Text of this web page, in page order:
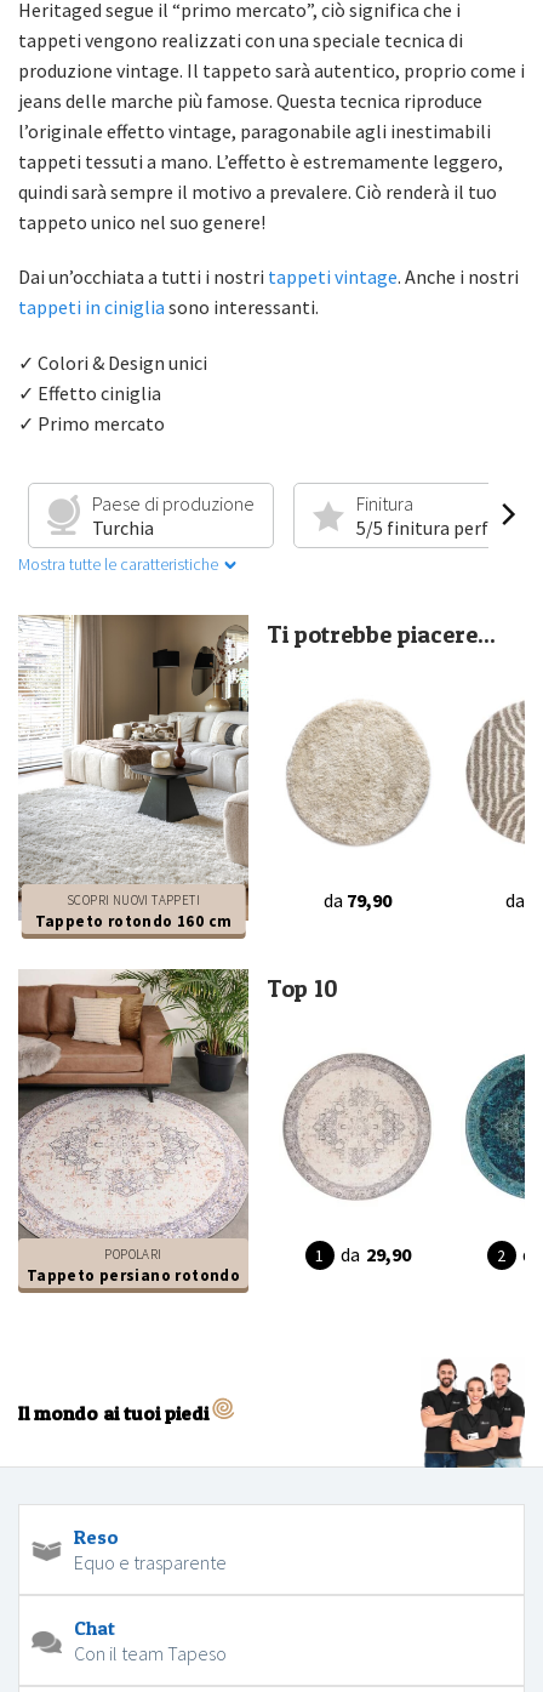
Heritaged segue il “primo mercato”, ciò significa che i
tappeti vengono realizzati con una speciale tecnica di
produzione vintage. Il tappeto sarà autentico, proprio come i
jeans delle marche più famose. Questa tecnica riproduce
l’originale effetto vintage, paragonabile agli inestimabili
tappeti tessuti a mano. L’effetto è estremamente leggero,
quindi sarà sempre il motivo a prevalere. Ciò renderà il tuo
tappeto unico nel suo genere!
Dai un’occhiata a tutti i nostri tappeti vintage. Anche i nostri
tappeti in ciniglia sono interessanti.
✓ Colori & Design unici
✓ Effetto ciniglia
✓ Primo mercato
Paese di produzione
Turchia
Finitura
5/5 finitura perfetta
Mostra tutte le caratteristiche
SCOPRI NUOVI TAPPETI
Tappeto rotondo 160 cm
Ti potrebbe piacere...
da 79,90 da
POPOLARI
Tappeto persiano rotondo
Top 10
da 29,90 da
Il mondo ai tuoi piedi
Reso
Equo e trasparente
Chat
Con il team Tapeso